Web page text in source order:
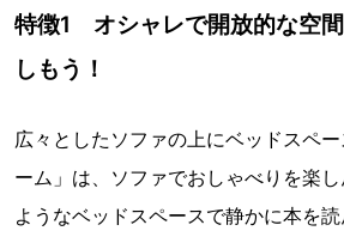
特徴1 オシャレで開放的な空
しもう！
広々としたソファの上にベッドスペ
ーム」は、ソファでおしゃべりを楽
ようなベッドスペースで静かに本を